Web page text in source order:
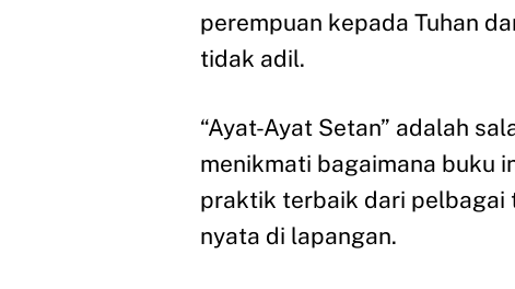
perempuan kepada Tuhan
tidak adil.
“Ayat-Ayat Setan” adalah
menikmati bagaimana buku
praktik terbaik dari pelbagai
nyata di lapangan.